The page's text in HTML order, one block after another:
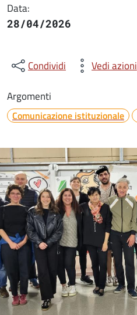
Data:
28/04/2026
Condividi Vedi azioni
Argomenti
Comunicazione istituzionale